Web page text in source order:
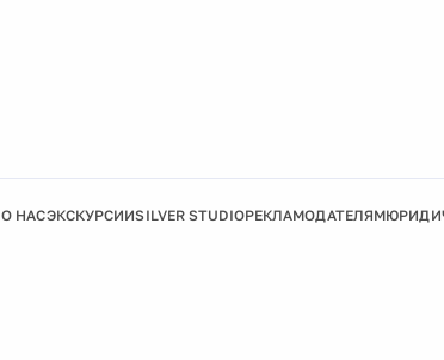
О НАСЭКСКУРСИИSILVER STUDIOРЕКЛАМОДАТЕЛЯМ